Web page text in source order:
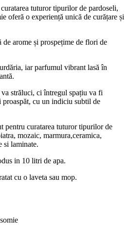
tuturor tipurilor de pardoseli,
oferă o experiență unică de curățare și
arome și prospețime de flori de
iar parfumul vibrant lasă în
străluci, ci întregul spațiu va fi
cu un indiciu subtil de
pentru curatarea tuturor tipurilor de
mozaic, marmura,ceramica,
si laminate.
in 10 litri de apa.
cu o laveta sau mop.